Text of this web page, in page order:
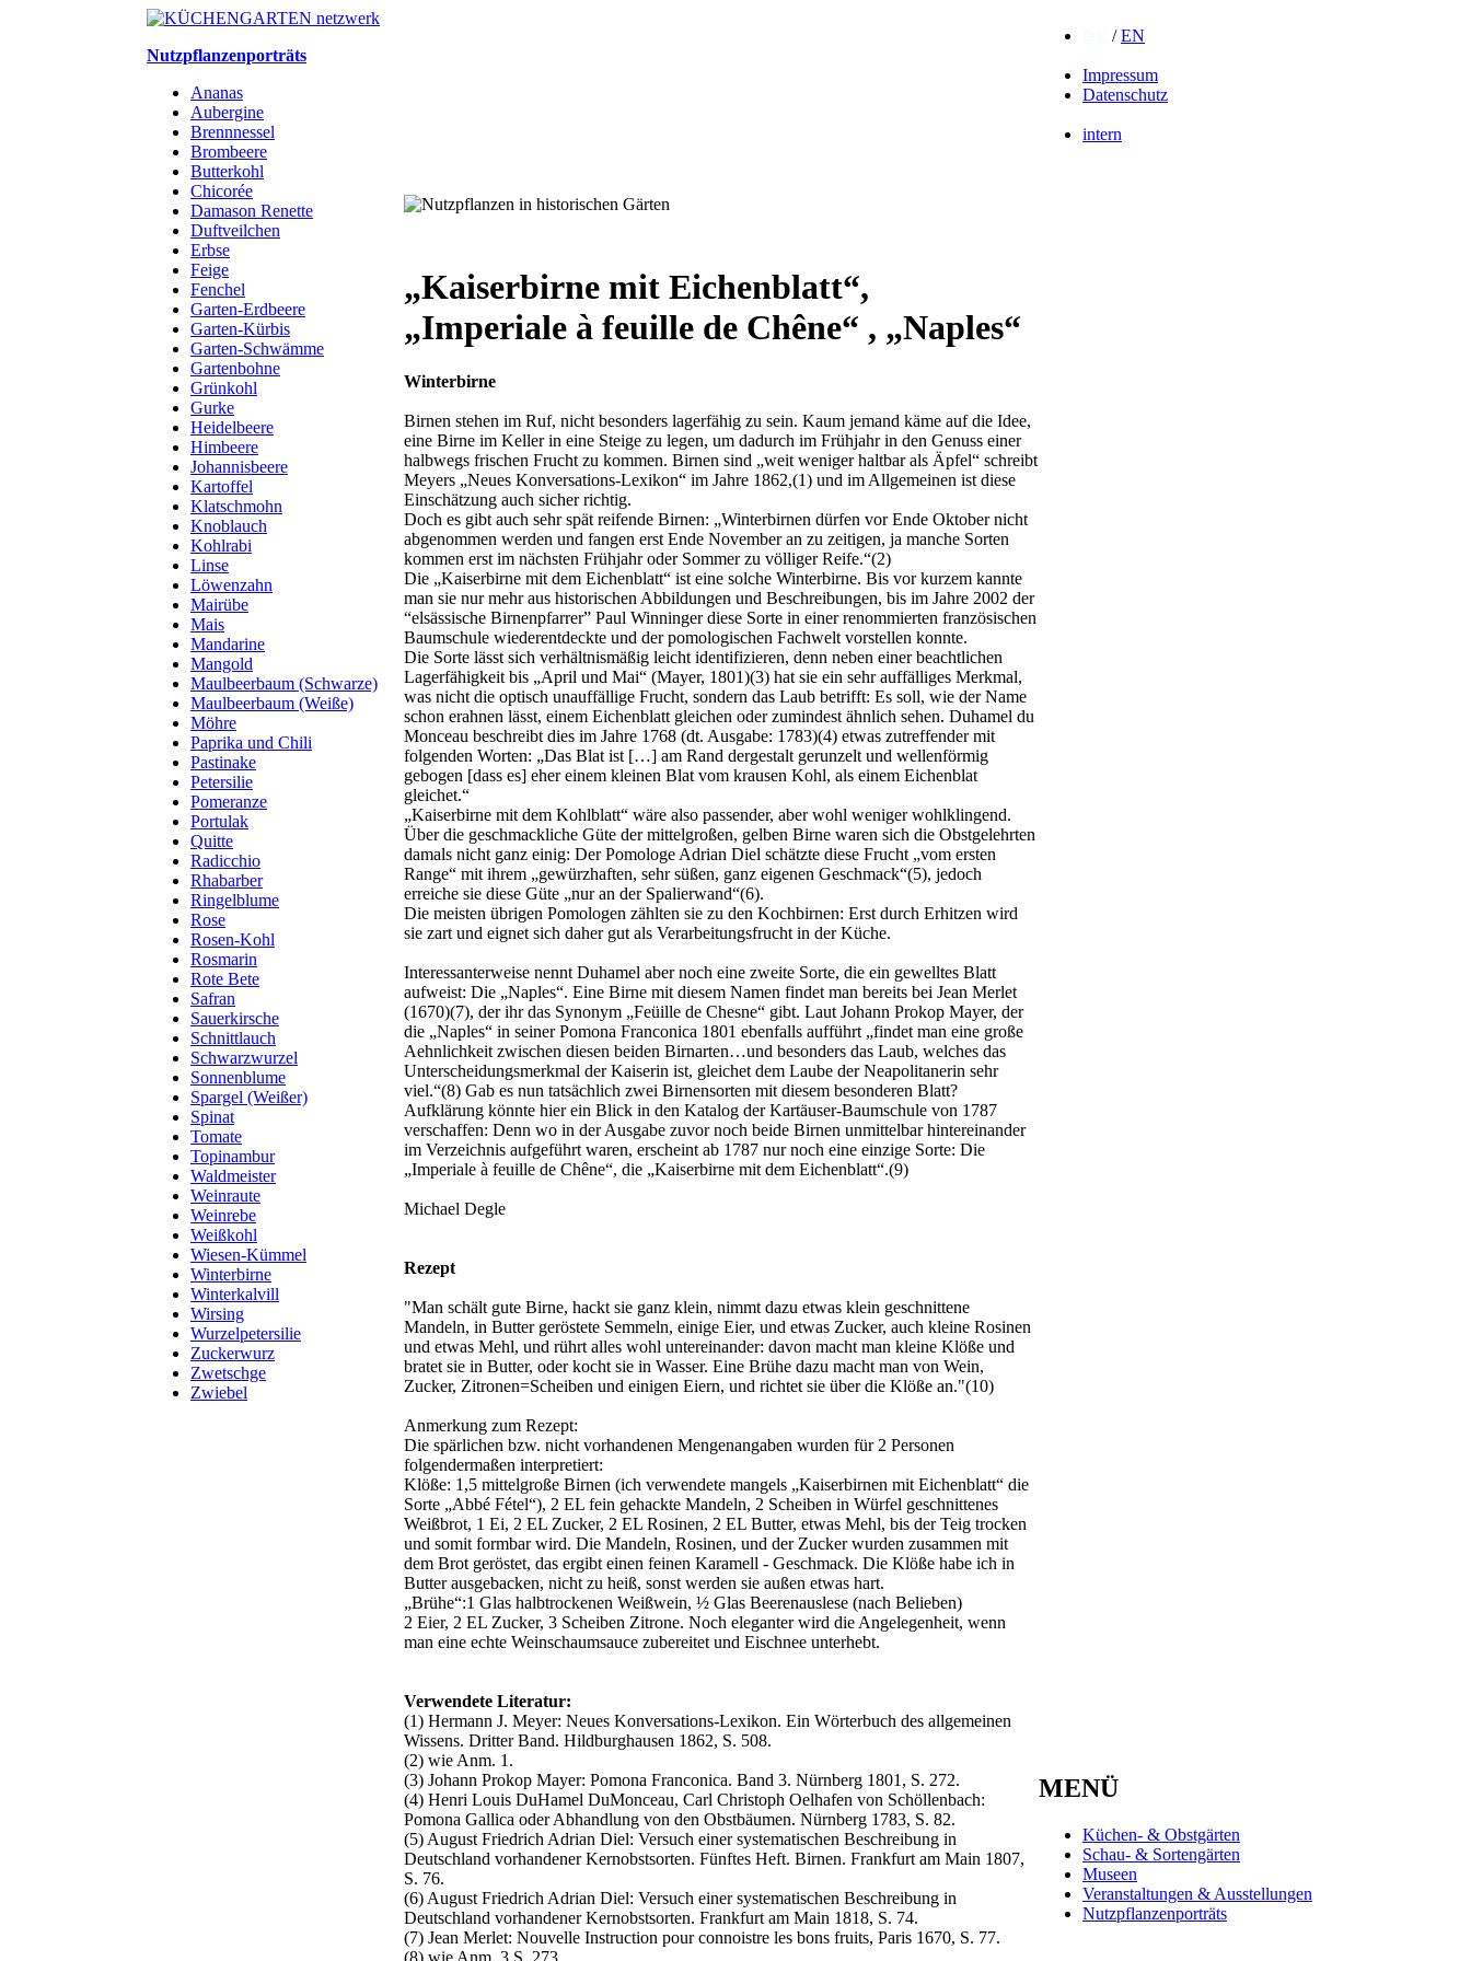
Nutzpflanzenporträts
Ananas
Aubergine
Brennnessel
Brombeere
Butterkohl
Chicorée
Damason Renette
Duftveilchen
Erbse
Feige
Fenchel
Garten-Erdbeere
Garten-Kürbis
Garten-Schwämme
Gartenbohne
Grünkohl
Gurke
Heidelbeere
Himbeere
Johannisbeere
Kartoffel
Klatschmohn
Knoblauch
Kohlrabi
Linse
Löwenzahn
Mairübe
Mais
Mandarine
Mangold
Maulbeerbaum (Schwarze)
Maulbeerbaum (Weiße)
Möhre
Paprika und Chili
Pastinake
Petersilie
Pomeranze
Portulak
Quitte
Radicchio
Rhabarber
Ringelblume
Rose
Rosen-Kohl
Rosmarin
Rote Bete
Safran
Sauerkirsche
Schnittlauch
Schwarzwurzel
Sonnenblume
Spargel (Weißer)
Spinat
Tomate
Topinambur
Waldmeister
Weinraute
Weinrebe
Weißkohl
Wiesen-Kümmel
Winterbirne
Winterkalvill
Wirsing
Wurzelpetersilie
Zuckerwurz
Zwetschge
Zwiebel
„Kaiserbirne mit Eichenblatt“,
„Imperiale à feuille de Chêne“ , „Naples“
Winterbirne
Birnen stehen im Ruf, nicht besonders lagerfähig zu sein. Kaum jemand käme auf die Idee,
eine Birne im Keller in eine Steige zu legen, um dadurch im Frühjahr in den Genuss einer
halbwegs frischen Frucht zu kommen. Birnen sind „weit weniger haltbar als Äpfel“ schreibt
Meyers „Neues Konversations-Lexikon“ im Jahre 1862,(1) und im Allgemeinen ist diese
Einschätzung auch sicher richtig.
Doch es gibt auch sehr spät reifende Birnen: „Winterbirnen dürfen vor Ende Oktober nicht
abgenommen werden und fangen erst Ende November an zu zeitigen, ja manche Sorten
kommen erst im nächsten Frühjahr oder Sommer zu völliger Reife.“(2)
Die „Kaiserbirne mit dem Eichenblatt“ ist eine solche Winterbirne. Bis vor kurzem kannte
man sie nur mehr aus historischen Abbildungen und Beschreibungen, bis im Jahre 2002 der
“elsässische Birnenpfarrer” Paul Winninger diese Sorte in einer renommierten französischen
Baumschule wiederentdeckte und der pomologischen Fachwelt vorstellen konnte.
Die Sorte lässt sich verhältnismäßig leicht identifizieren, denn neben einer beachtlichen
Lagerfähigkeit bis „April und Mai“ (Mayer, 1801)(3) hat sie ein sehr auffälliges Merkmal,
was nicht die optisch unauffällige Frucht, sondern das Laub betrifft: Es soll, wie der Name
schon erahnen lässt, einem Eichenblatt gleichen oder zumindest ähnlich sehen. Duhamel du
Monceau beschreibt dies im Jahre 1768 (dt. Ausgabe: 1783)(4) etwas zutreffender mit
folgenden Worten: „Das Blat ist […] am Rand dergestalt gerunzelt und wellenförmig
gebogen [dass es] eher einem kleinen Blat vom krausen Kohl, als einem Eichenblat
gleichet.“
„Kaiserbirne mit dem Kohlblatt“ wäre also passender, aber wohl weniger wohlklingend.
Über die geschmackliche Güte der mittelgroßen, gelben Birne waren sich die Obstgelehrten
damals nicht ganz einig: Der Pomologe Adrian Diel schätzte diese Frucht „vom ersten
Range“ mit ihrem „gewürzhaften, sehr süßen, ganz eigenen Geschmack“(5), jedoch
erreiche sie diese Güte „nur an der Spalierwand“(6).
Die meisten übrigen Pomologen zählten sie zu den Kochbirnen: Erst durch Erhitzen wird
sie zart und eignet sich daher gut als Verarbeitungsfrucht in der Küche.
Interessanterweise nennt Duhamel aber noch eine zweite Sorte, die ein gewelltes Blatt
aufweist: Die „Naples“. Eine Birne mit diesem Namen findet man bereits bei Jean Merlet
(1670)(7), der ihr das Synonym „Feüille de Chesne“ gibt. Laut Johann Prokop Mayer, der
die „Naples“ in seiner Pomona Franconica 1801 ebenfalls aufführt „findet man eine große
Aehnlichkeit zwischen diesen beiden Birnarten…und besonders das Laub, welches das
Unterscheidungsmerkmal der Kaiserin ist, gleichet dem Laube der Neapolitanerin sehr
viel.“(8) Gab es nun tatsächlich zwei Birnensorten mit diesem besonderen Blatt?
Aufklärung könnte hier ein Blick in den Katalog der Kartäuser-Baumschule von 1787
verschaffen: Denn wo in der Ausgabe zuvor noch beide Birnen unmittelbar hintereinander
im Verzeichnis aufgeführt waren, erscheint ab 1787 nur noch eine einzige Sorte: Die
„Imperiale à feuille de Chêne“, die „Kaiserbirne mit dem Eichenblatt“.(9)
Michael Degle
Rezept
"Man schält gute Birne, hackt sie ganz klein, nimmt dazu etwas klein geschnittene
Mandeln, in Butter geröstete Semmeln, einige Eier, und etwas Zucker, auch kleine Rosinen
und etwas Mehl, und rührt alles wohl untereinander: davon macht man kleine Klöße und
bratet sie in Butter, oder kocht sie in Wasser. Eine Brühe dazu macht man von Wein,
Zucker, Zitronen=Scheiben und einigen Eiern, und richtet sie über die Klöße an."(10)
Anmerkung zum Rezept:
Die spärlichen bzw. nicht vorhandenen Mengenangaben wurden für 2 Personen
folgendermaßen interpretiert:
Klöße: 1,5 mittelgroße Birnen (ich verwendete mangels „Kaiserbirnen mit Eichenblatt“ die
Sorte „Abbé Fétel“), 2 EL fein gehackte Mandeln, 2 Scheiben in Würfel geschnittenes
Weißbrot, 1 Ei, 2 EL Zucker, 2 EL Rosinen, 2 EL Butter, etwas Mehl, bis der Teig trocken
und somit formbar wird. Die Mandeln, Rosinen, und der Zucker wurden zusammen mit
dem Brot geröstet, das ergibt einen feinen Karamell - Geschmack. Die Klöße habe ich in
Butter ausgebacken, nicht zu heiß, sonst werden sie außen etwas hart.
„Brühe“:1 Glas halbtrockenen Weißwein, ½ Glas Beerenauslese (nach Belieben)
2 Eier, 2 EL Zucker, 3 Scheiben Zitrone. Noch eleganter wird die Angelegenheit, wenn
man eine echte Weinschaumsauce zubereitet und Eischnee unterhebt.
Verwendete Literatur:
(1) Hermann J. Meyer: Neues Konversations-Lexikon. Ein Wörterbuch des allgemeinen
Wissens. Dritter Band. Hildburghausen 1862, S. 508.
(2) wie Anm. 1.
(3) Johann Prokop Mayer: Pomona Franconica. Band 3. Nürnberg 1801, S. 272.
(4) Henri Louis DuHamel DuMonceau, Carl Christoph Oelhafen von Schöllenbach:
Pomona Gallica oder Abhandlung von den Obstbäumen. Nürnberg 1783, S. 82.
(5) August Friedrich Adrian Diel: Versuch einer systematischen Beschreibung in
Deutschland vorhandener Kernobstsorten. Fünftes Heft. Birnen. Frankfurt am Main 1807,
S. 76.
(6) August Friedrich Adrian Diel: Versuch einer systematischen Beschreibung in
Deutschland vorhandener Kernobstsorten. Frankfurt am Main 1818, S. 74.
(7) Jean Merlet: Nouvelle Instruction pour connoistre les bons fruits, Paris 1670, S. 77.
(8) wie Anm. 3 S. 273.
/EN
Impressum
Datenschutz
intern
MENÜ
Küchen- & Obstgärten
Schau- & Sortengärten
Museen
Veranstaltungen & Ausstellungen
Nutzpflanzenporträts